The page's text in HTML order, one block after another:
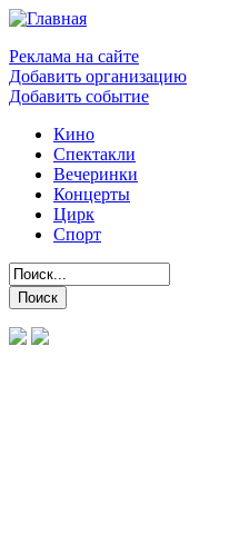
Реклама на сайте
Добавить организацию
Добавить событие
Кино
Спектакли
Вечеринки
Концерты
Цирк
Спорт